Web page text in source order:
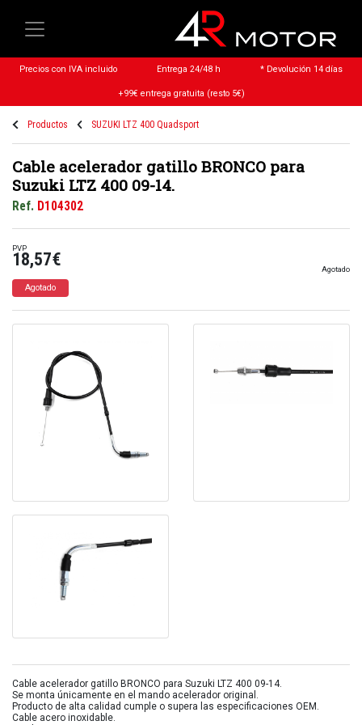
Precios con IVA incluido Entrega 24/48 h * Devolución 14 días
+99€ entrega gratuita (resto 5€)
Productos SUZUKI LTZ 400 Quadsport
Cable acelerador gatillo BRONCO para
Suzuki LTZ 400 09-14.
Ref. D104302
PVP
18,57€
Agotado
Agotado
Cable acelerador gatillo BRONCO para Suzuki LTZ 400 09-14.
Se monta únicamente en el mando acelerador original.
Producto de alta calidad cumple o supera las especificaciones OEM.
Cable acero inoxidable.